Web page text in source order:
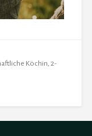
Köchin, 2-